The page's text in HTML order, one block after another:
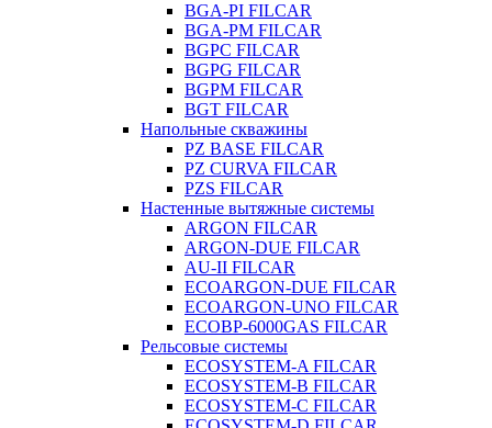
BGA-PI FILCAR
BGA-PM FILCAR
BGPC FILCAR
BGPG FILCAR
BGPM FILCAR
BGT FILCAR
Напольные скважины
PZ BASE FILCAR
PZ CURVA FILCAR
PZS FILCAR
Настенные вытяжные системы
ARGON FILCAR
ARGON-DUE FILCAR
AU-II FILCAR
ECOARGON-DUE FILCAR
ECOARGON-UNO FILCAR
ECOBP-6000GAS FILCAR
Рельсовые системы
ECOSYSTEM-A FILCAR
ECOSYSTEM-B FILCAR
ECOSYSTEM-C FILCAR